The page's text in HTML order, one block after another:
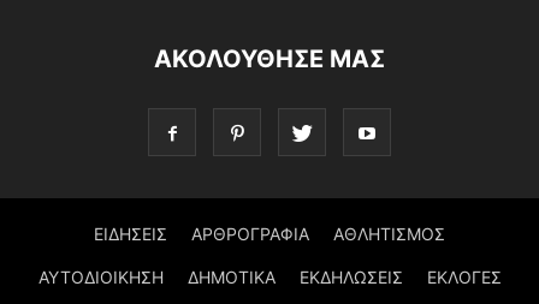
ΑΚΟΛΟΥΘΗΣΕ ΜΑΣ
ΕΙΔΗΣΕΙΣ ΑΡΘΡΟΓΡΑΦΙΑ ΑΘΛΗΤΙΣΜΟΣ
ΑΥΤΟΔΙΟΙΚΗΣΗ ΔΗΜΟΤΙΚΑ ΕΚΔΗΛΩΣΕΙΣ ΕΚΛΟΓΕΣ